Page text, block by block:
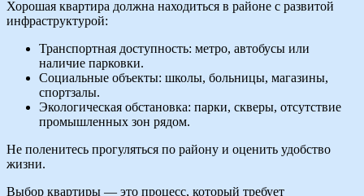
Хорошая квартира должна находиться в районе с развитой
инфраструктурой:
Транспортная доступность: метро, автобусы или
наличие парковки.
Социальные объекты: школы, больницы, магазины,
спортзалы.
Экологическая обстановка: парки, скверы, отсутствие
промышленных зон рядом.
Не поленитесь прогуляться по району и оценить удобство
жизни.
Выбор квартиры — это процесс, который требует